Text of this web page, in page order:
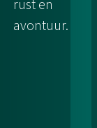
rust en
avontuur.